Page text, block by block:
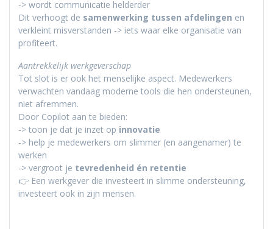
-> wordt communicatie helderder
Dit verhoogt de samenwerking tussen afdelingen en
verkleint misverstanden -> iets waar elke organisatie van
profiteert.
Aantrekkelijk werkgeverschap
Tot slot is er ook het menselijke aspect. Medewerkers
verwachten vandaag moderne tools die hen ondersteunen,
niet afremmen.
Door Copilot aan te bieden:
-> toon je dat je inzet op innovatie
-> help je medewerkers om slimmer (en aangenamer) te
werken
-> vergroot je tevredenheid én retentie
👉 Een werkgever die investeert in slimme ondersteuning,
investeert ook in zijn mensen.